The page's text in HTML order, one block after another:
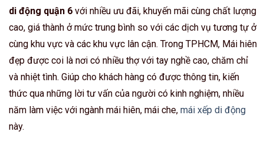
di động quận 6 với nhiều ưu đãi, khuyến mãi cùng chất lượng
cao, giá thành ở mức trung bình so với các dịch vụ tương tự ở
cùng khu vực và các khu vực lân cận. Trong TPHCM, Mái hiên
đẹp được coi là nơi có nhiều thợ với tay nghề cao, chăm chỉ
và nhiệt tình. Giúp cho khách hàng có được thông tin, kiến
thức qua những lời tư vấn của người có kinh nghiệm, nhiều
năm làm việc với ngành mái hiên, mái che, mái xếp di động
này.